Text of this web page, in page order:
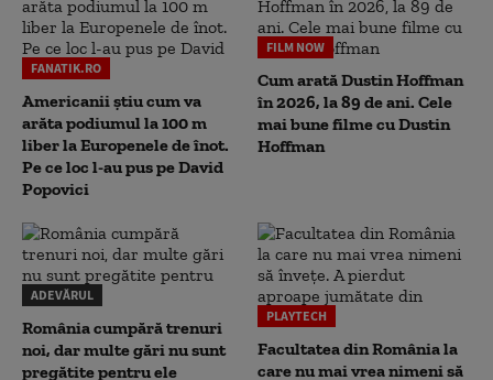
FANATIK.RO
Americanii știu cum va
arăta podiumul la 100 m
liber la Europenele de înot.
Pe ce loc l-au pus pe David
Popovici
FILM NOW
Cum arată Dustin Hoffman
în 2026, la 89 de ani. Cele
mai bune filme cu Dustin
Hoffman
ADEVĂRUL
România cumpără trenuri
noi, dar multe gări nu sunt
pregătite pentru ele
PLAYTECH
Facultatea din România la
care nu mai vrea nimeni să